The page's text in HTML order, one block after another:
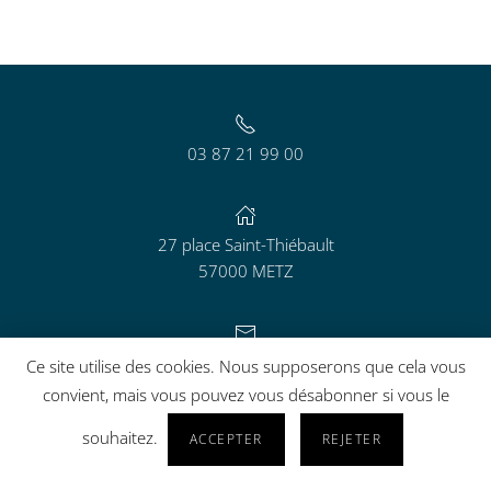
03 87 21 99 00
27 place Saint-Thiébault
57000 METZ
contact@aguram.org
Ce site utilise des cookies. Nous supposerons que cela vous
convient, mais vous pouvez vous désabonner si vous le
souhaitez.
ACCEPTER REJETER